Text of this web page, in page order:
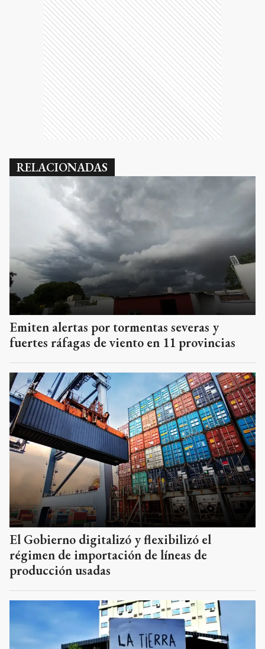
RELACIONADAS
Emiten alertas por tormentas severas y
fuertes ráfagas de viento en 11 provincias
El Gobierno digitalizó y flexibilizó el
régimen de importación de líneas de
producción usadas